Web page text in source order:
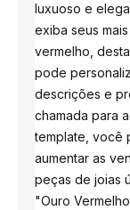
luxuoso e
exiba seus
vermelho,
pode
descrições e
chamada para
template, você
aumentar as
peças de joias
"Ouro